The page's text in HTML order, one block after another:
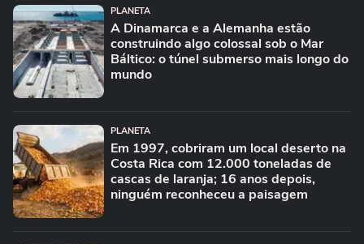
PLANETA
A Dinamarca e a Alemanha estão
construindo algo colossal sob o Mar
Báltico: o túnel submerso mais longo do
mundo
PLANETA
Em 1997, cobriram um local deserto na
Costa Rica com 12.000 toneladas de
cascas de laranja; 16 anos depois,
ninguém reconheceu a paisagem